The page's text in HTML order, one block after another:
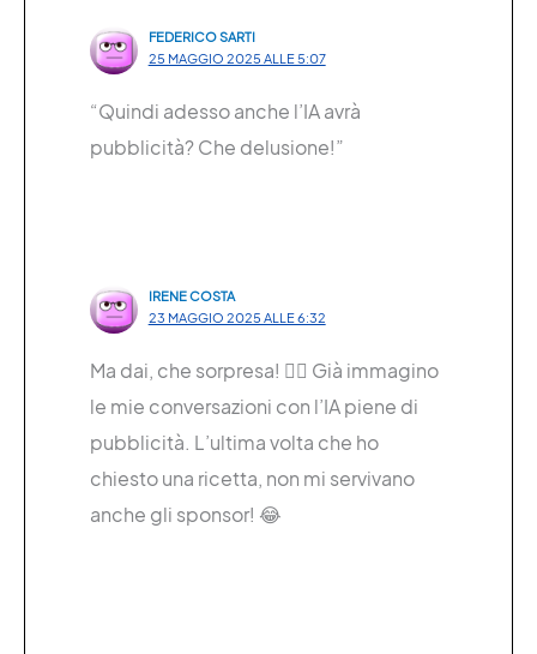
FEDERICO SARTI
25 MAGGIO 2025 ALLE 5:07
“Quindi adesso anche l’IA avrà
pubblicità? Che delusione!”
IRENE COSTA
23 MAGGIO 2025 ALLE 6:32
Ma dai, che sorpresa! 🤦‍♂️ Già immagino
le mie conversazioni con l’IA piene di
pubblicità. L’ultima volta che ho
chiesto una ricetta, non mi servivano
anche gli sponsor! 😂